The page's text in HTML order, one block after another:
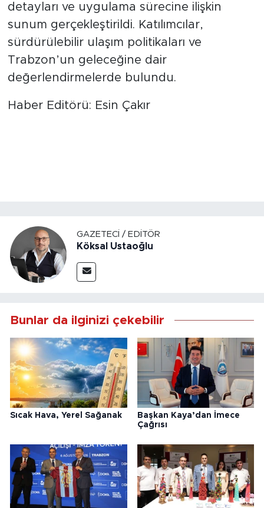
detayları ve uygulama sürecine ilişkin
sunum gerçekleştirildi. Katılımcılar,
sürdürülebilir ulaşım politikaları ve
Trabzon’un geleceğine dair
değerlendirmelerde bulundu.
Haber Editörü: Esin Çakır
GAZETECI / EDITÖR
Köksal Ustaoğlu
Bunlar da ilginizi çekebilir
Sıcak Hava, Yerel Sağanak
Başkan Kaya’dan İmece
Çağrısı